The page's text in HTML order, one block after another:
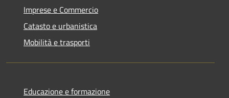
Imprese e Commercio
Catasto e urbanistica
Mobilità e trasporti
Educazione e formazione